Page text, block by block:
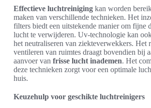
Effectieve luchtreiniging kan worden
maken van verschillende technieken. Het
filters biedt een uitstekende manier om fijne
lucht te verwijderen. Uv-technologie kan
het neutraliseren van ziekteverwekkers. Het
ventileren van ruimtes draagt bovendien bij
aanvoer van frisse lucht inademen. Het
deze technieken zorgt voor een optimale
huis.
Keuzehulp voor geschikte luchtreinigers